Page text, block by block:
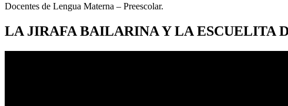
Docentes de Lengua Materna – Preescolar.
LA JIRAFA BAILARINA Y LA ESCUELITA